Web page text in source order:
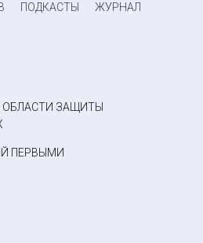
ПОДКАСТЫ ЖУРНАЛ
ЗАЩИТЫ
ПЕРВЫМИ